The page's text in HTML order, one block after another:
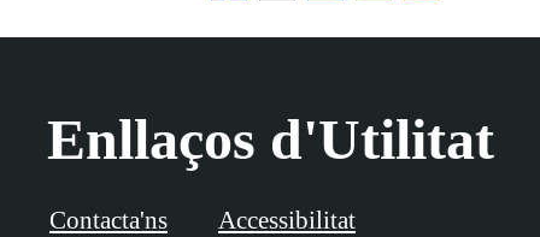
Enllaços d'Utilitat
Contacta'ns Accessibilitat